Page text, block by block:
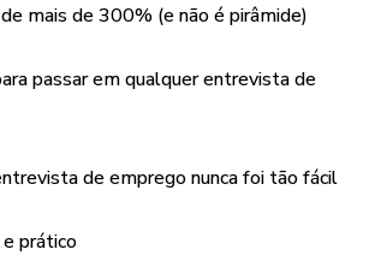
como se Comportar em uma Dinâmica
ferramenta para multiplicar em 5x o
mais de 300% (e não é pirâmide)
passar em qualquer entrevista de
de emprego nunca foi tão fácil
prático